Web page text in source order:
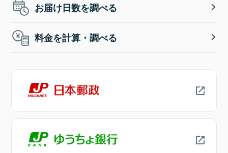
お届け日数を調べる
料金を計算・調べる